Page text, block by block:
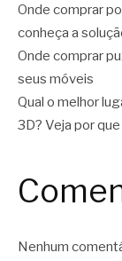
Onde comprar
conheça a
Onde comprar
seus móveis
Qual o melhor
3D? Veja por
Nenhum